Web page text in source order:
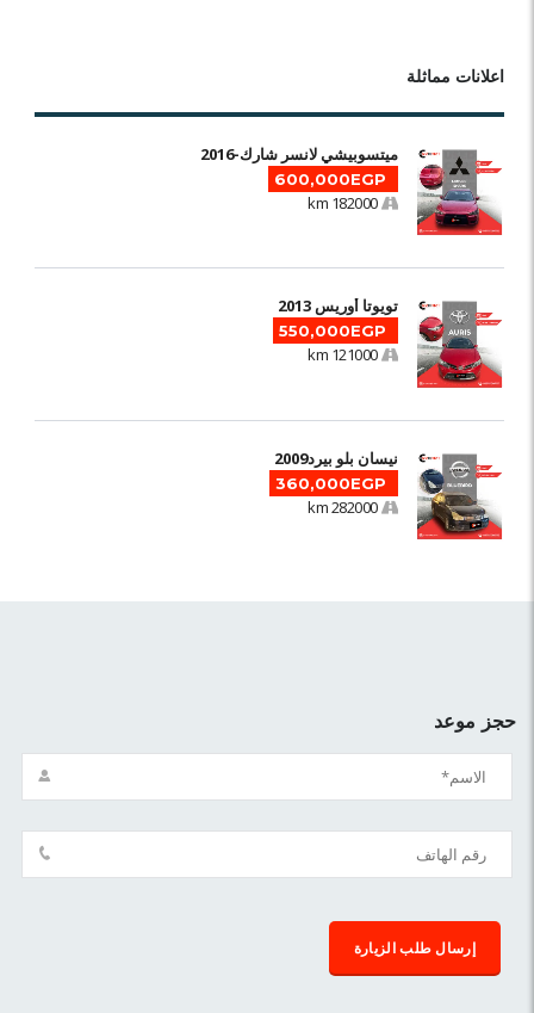
اعلانات مماثلة
ميتسوبيشي لانسر شارك-2016
600,000EGP
182000 km
تويوتا أوريس 2013
550,000EGP
121000 km
نيسان بلو بيرد2009
360,000EGP
282000 km
حجز موعد